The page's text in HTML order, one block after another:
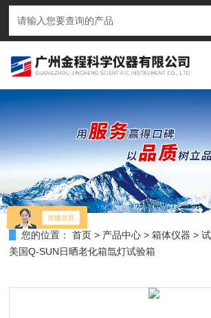
您的位置： 首页 > 产品中心 >箱体仪器 >
美国Q-SUN日晒老化箱氙灯试验箱